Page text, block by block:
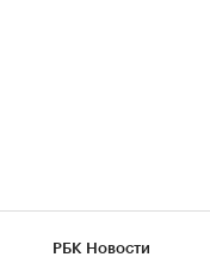
РБК Новости